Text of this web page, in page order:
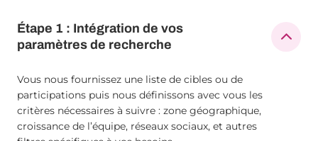
Étape 1 : Intégration de vos
paramètres de recherche
Vous nous fournissez une liste de cibles ou de
participations puis nous définissons avec vous les
critères nécessaires à suivre : zone géographique,
croissance de l’équipe, réseaux sociaux, et autres